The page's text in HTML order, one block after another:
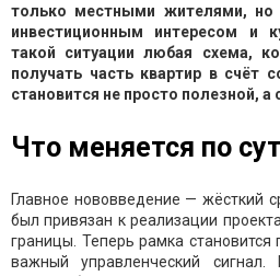
только местными жителями, но
инвестиционным интересом и
такой ситуации любая схема,
получать часть квартир в счёт
становится не просто полезной, а
Что меняется по
Главное нововведение — жёсткий
был привязан к реализации
границы. Теперь рамка
важный управленческий